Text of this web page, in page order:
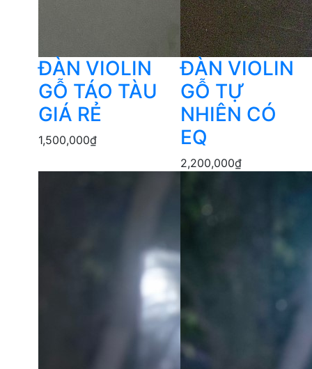
ĐÀN VIOLIN
GỖ TÁO TÀU
GIÁ RẺ
1,500,000₫
ĐÀN VIOLIN
GỖ TỰ
NHIÊN CÓ
EQ
2,200,000₫